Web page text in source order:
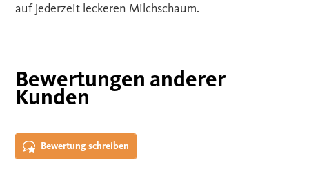
auf jederzeit leckeren Milchschaum.
Bewertungen anderer
Kunden
Bewertung schreiben